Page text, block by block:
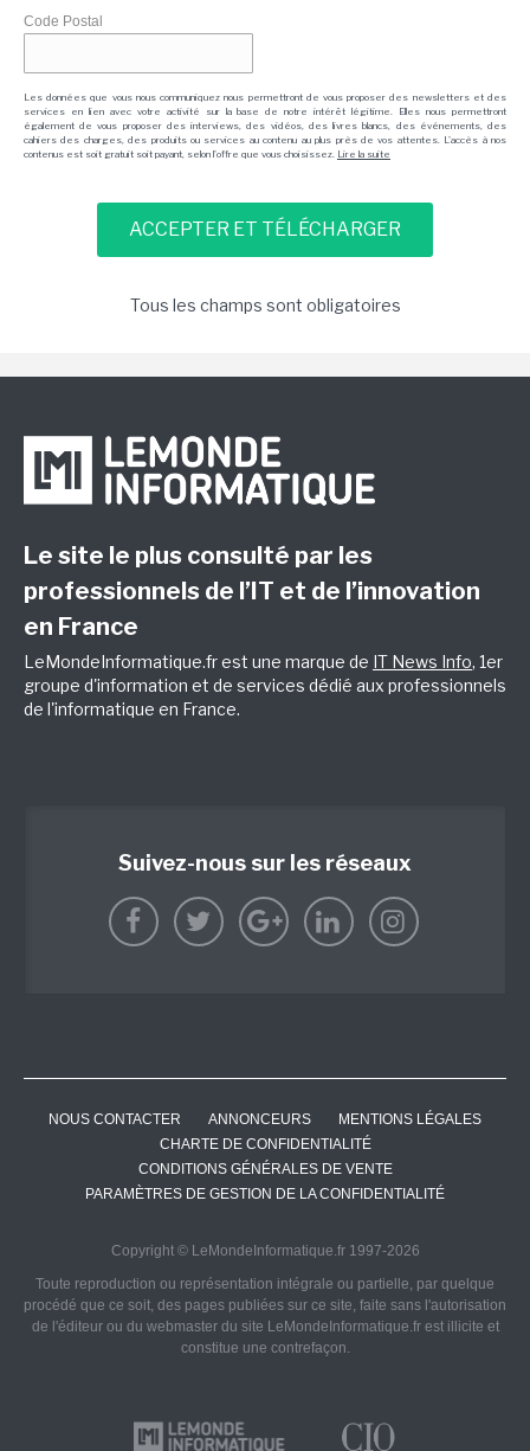
Code Postal
Les données que vous nous communiquez nous permettront de vous proposer des newsletters et des
services en lien avec votre activité sur la base de notre intérêt légitime. Elles nous permettront
également de vous proposer des interviews, des vidéos, des livres blancs, des événements, des
cahiers des charges, des produits ou services au contenu au plus près de vos attentes. L'accès à nos
contenus est soit gratuit soit payant, selon l'offre que vous choisissez. Lire la suite
Tous les champs sont obligatoires
Le site le plus consulté par les
professionnels de l’IT et de l’innovation
en France
LeMondeInformatique.fr est une marque de IT News Info, 1er
groupe d'information et de services dédié aux professionnels
de l'informatique en France.
Suivez-nous sur les réseaux
NOUS CONTACTER ANNONCEURS
MENTIONS LÉGALES
CHARTE DE CONFIDENTIALITÉ
CONDITIONS GÉNÉRALES DE VENTE
PARAMÈTRES DE GESTION DE LA CONFIDENTIALITÉ
Copyright © LeMondeInformatique.fr 1997-2026
Toute reproduction ou représentation intégrale ou partielle, par quelque
procédé que ce soit, des pages publiées sur ce site, faite sans l'autorisation
de l'éditeur ou du webmaster du site LeMondeInformatique.fr est illicite et
constitue une contrefaçon.